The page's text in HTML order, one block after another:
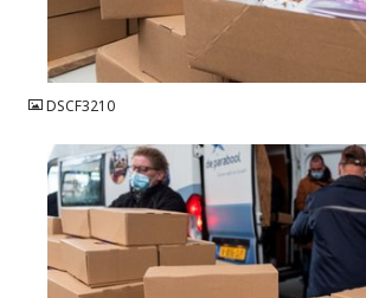
JPG
DSCF3210